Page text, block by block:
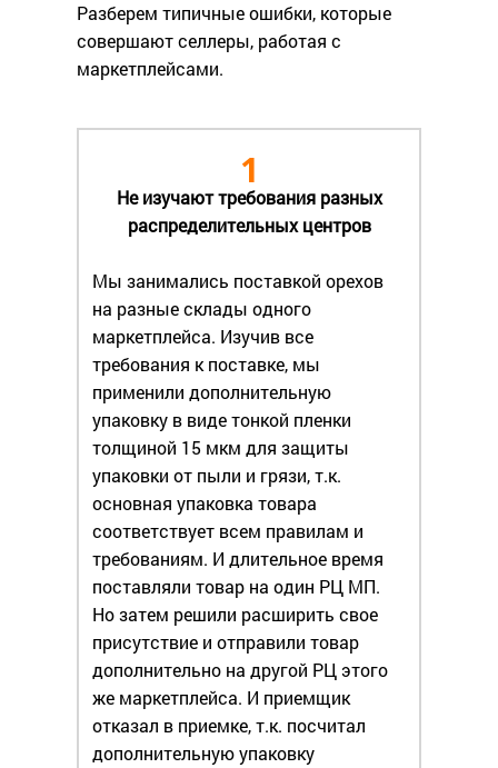
Разберем типичные ошибки, которые
совершают селлеры, работая с
маркетплейсами.
1
Не изучают требования разных
распределительных центров
Мы занимались поставкой орехов
на разные склады одного
маркетплейса. Изучив все
требования к поставке, мы
применили дополнительную
упаковку в виде тонкой пленки
толщиной 15 мкм для защиты
упаковки от пыли и грязи, т.к.
основная упаковка товара
соответствует всем правилам и
требованиям. И длительное время
поставляли товар на один РЦ МП.
Но затем решили расширить свое
присутствие и отправили товар
дополнительно на другой РЦ этого
же маркетплейса. И приемщик
отказал в приемке, т.к. посчитал
дополнительную упаковку